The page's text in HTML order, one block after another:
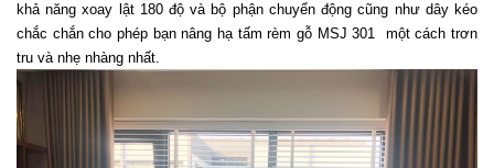
khả năng xoay lật 180 độ và bộ phận chuyển động cũng như dây kéo
chắc chắn cho phép bạn nâng hạ tấm rèm gỗ MSJ 301  một cách trơn
tru và nhẹ nhàng nhất.